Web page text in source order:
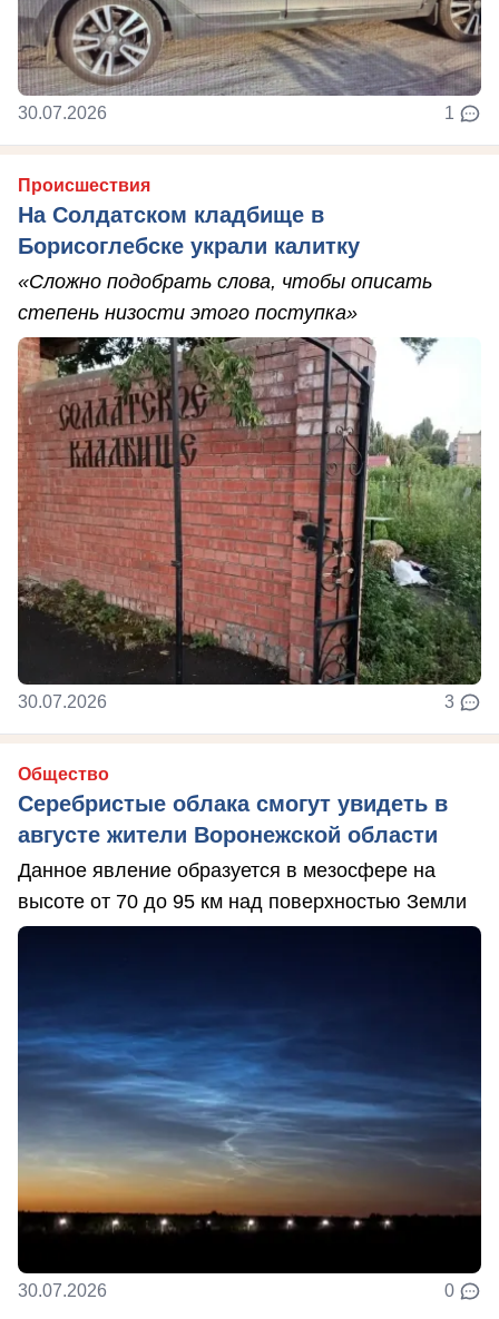
30.07.2026 1
Происшествия
На Солдатском кладбище в
Борисоглебске украли калитку
«Сложно подобрать слова, чтобы описать
степень низости этого поступка»
30.07.2026 3
Общество
Серебристые облака смогут увидеть в
августе жители Воронежской области
Данное явление образуется в мезосфере на
высоте от 70 до 95 км над поверхностью Земли
30.07.2026 0